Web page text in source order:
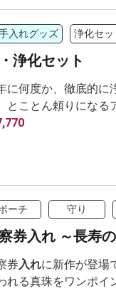
入れグッズ 浄化セッ
浄化セット
に何度か、徹底的に
とことん頼りになる
ーチ 守り
券入れ ～長寿
券入れに新作が登場
れる真珠をワンポイ